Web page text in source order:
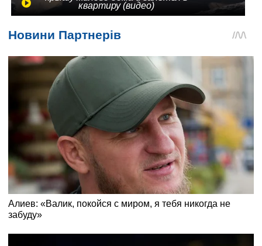
квартиру (видео)